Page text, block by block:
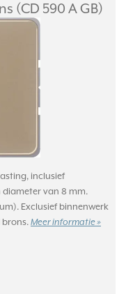
(CD 590 A GB)
inclusief
diameter van 8 mm.
Exclusief binnenwerk
brons. Meer informatie »